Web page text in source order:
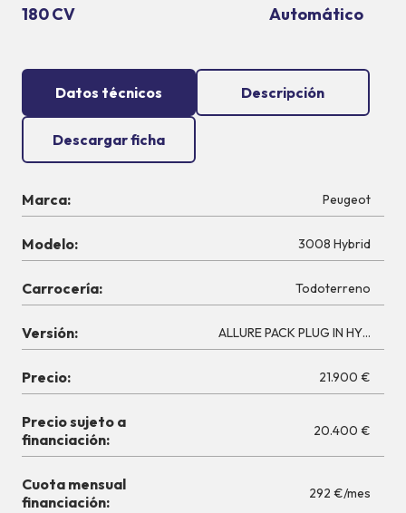
180 CV Automático
Datos técnicos Descripción
Descargar ficha
Marca: Peugeot
Modelo: 3008 Hybrid
Carrocería: Todoterreno
Versión: ALLURE PACK PLUG IN HYBRID
Precio: 21.900 €
Precio sujeto a
financiación:
20.400 €
Cuota mensual
financiación:
292 €/mes